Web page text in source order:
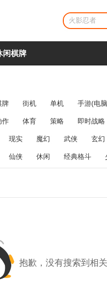
闲棋牌
牌 街机 单机 手游(电
作 体育 策略
即时战略
称射击 棋类 牌类 麻将
现实 魔幻 武侠 玄幻
仙侠 休闲 经典格斗
抱歉，没有搜索到相